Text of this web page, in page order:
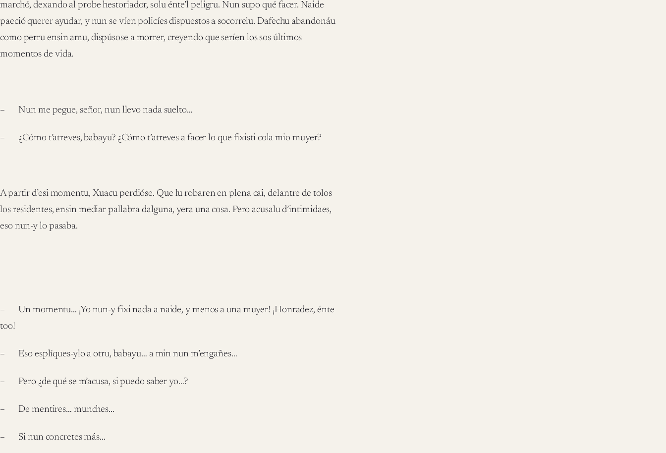
marchó, dexando al probe hestoriador, solu énte’l peligru. Nun supo qué facer. Naide
paeció querer ayudar, y nun se víen policíes dispuestos a socorrelu. Dafechu abandonáu
como perru ensin amu, dispúsose a morrer, creyendo que seríen los sos últimos
momentos de vida.
– Nun me pegue, señor, nun llevo nada suelto…
– ¿Cómo t’atreves, babayu? ¿Cómo t’atreves a facer lo que fixisti cola mio muyer?
A partir d’esi momentu, Xuacu perdióse. Que lu robaren en plena cai, delantre de tolos
los residentes, ensin mediar pallabra dalguna, yera una cosa. Pero acusalu d’intimidaes,
eso nun-y lo pasaba.
– Un momentu… ¡Yo nun-y fixi nada a naide, y menos a una muyer! ¡Honradez, énte
too!
– Eso esplíques-ylo a otru, babayu… a min nun m’engañes…
– Pero ¿de qué se m’acusa, si puedo saber yo…?
– De mentires… munches…
– Si nun concretes más…